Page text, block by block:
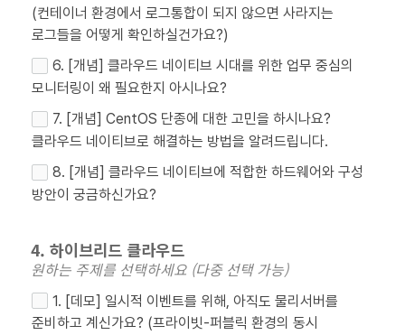
(컨테이너 환경에서 로그통합이 되지 않으면 사라지는
로그들을 어떻게 확인하실건가요?)
6. [개념] 클라우드 네이티브 시대를 위한 업무 중심의
모니터링이 왜 필요한지 아시나요?
7. [개념] CentOS 단종에 대한 고민을 하시나요?
클라우드 네이티브로 해결하는 방법을 알려드립니다.
8. [개념] 클라우드 네이티브에 적합한 하드웨어와 구성
방안이 궁금하신가요?
4. 하이브리드 클라우드
원하는 주제를 선택하세요 (다중 선택 가능)
1. [데모] 일시적 이벤트를 위해, 아직도 물리서버를
준비하고 계신가요? (프라이빗-퍼블릭 환경의 동시